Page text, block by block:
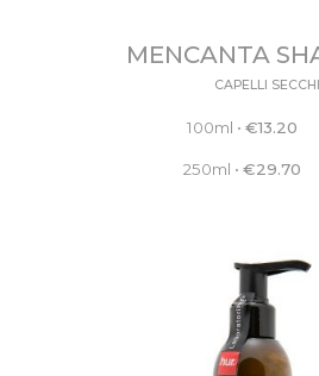
MENCANTA
CAPELLI SECCHI
100ml •€13.20
250ml •€29.70